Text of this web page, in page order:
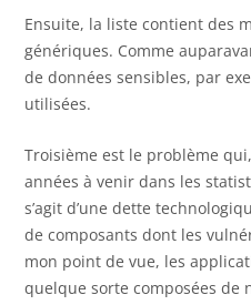
Ensuite, la liste contient des
génériques. Comme
de données sensibles, par
utilisées.
Troisième est le problème
années à venir dans les
s’agit d’une dette
de composants dont les
mon point de vue, les
quelque sorte composées de